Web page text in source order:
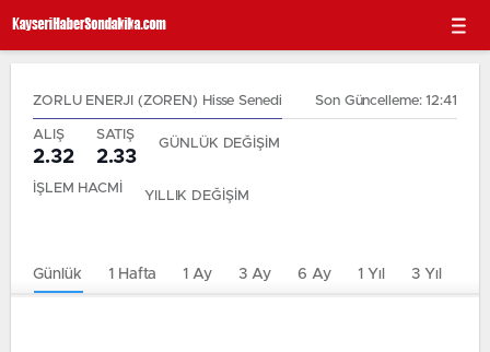
ZORLU ENERJI (ZOREN) Hisse Senedi Son Güncelleme: 12:41
ALIŞ
2.32
SATIŞ
2.33
GÜNLÜK DEĞİŞİM
İŞLEM HACMİ YILLIK DEĞİŞİM
Günlük 1 Hafta 1 Ay 3 Ay 6 Ay 1 Yıl 3 Yıl